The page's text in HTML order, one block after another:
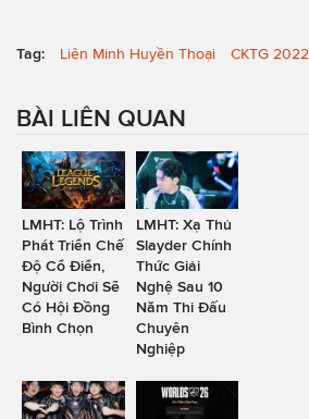
Tag: Liên Minh Huyền Thoại CKTG 2022
BÀI LIÊN QUAN
LMHT: Lộ Trình
Phát Triển Chế
Độ Cổ Điển,
Người Chơi Sẽ
Có Hội Đồng
Bình Chọn
LMHT: Xạ Thủ
Slayder Chính
Thức Giải
Nghệ Sau 10
Năm Thi Đấu
Chuyên
Nghiệp